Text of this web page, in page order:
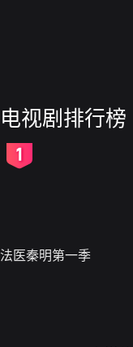
电视剧排行榜
法医秦明第一季